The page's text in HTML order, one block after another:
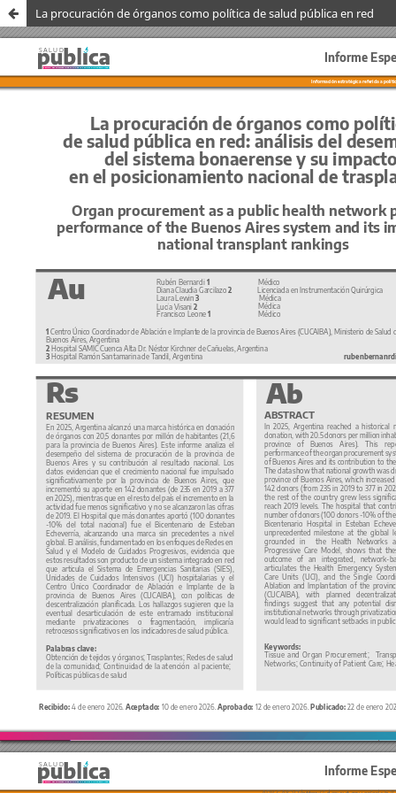
La procuración de órganos como política de salud pública en red